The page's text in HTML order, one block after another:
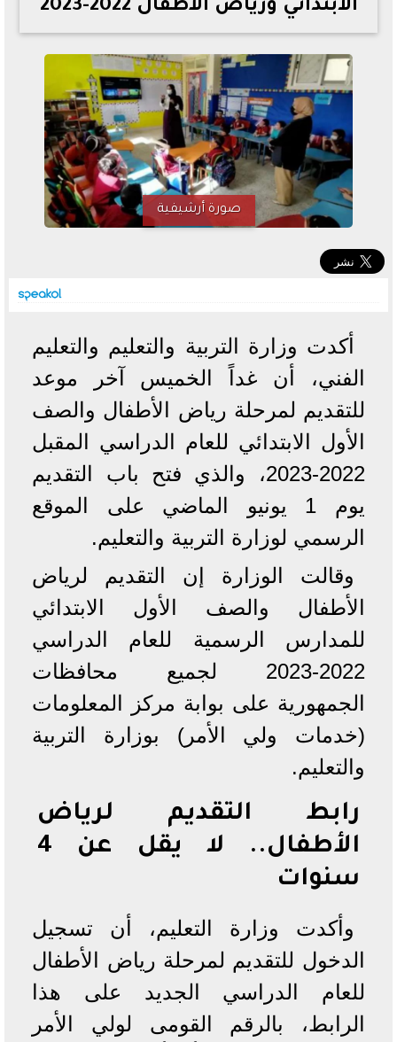
خطوات الاستعلام فور اعتمادها
تصرف مثير من ميسي ونجوم الأرجنتين قبل مواجهة مصر
تحسن حالة فضل شاكر الصحية وخروجه من المستشفى |
تفاصيل
أسعار الحديد والأسمنت اليوم الإثنين 6 - 7 - 2026
الابتدائي ورياض الأطفال 2022-2023
صورة أرشيفية
أكدت وزارة التربية والتعليم والتعليم
الفني، أن غداً الخميس آخر موعد
للتقديم لمرحلة رياض الأطفال والصف
الأول الابتدائي للعام الدراسي المقبل
2022-2023، والذي فتح باب التقديم
يوم 1 يونيو الماضي على الموقع
الرسمي لوزارة التربية والتعليم.
وقالت الوزارة إن التقديم لرياض
الأطفال والصف الأول الابتدائي
للمدارس الرسمية للعام الدراسي
2022-2023 لجميع محافظات
الجمهورية على بوابة مركز المعلومات
(خدمات ولي الأمر) بوزارة التربية
والتعليم.
رابط التقديم لرياض
الأطفال.. لا يقل عن 4
سنوات
وأكدت وزارة التعليم، أن تسجيل
الدخول للتقديم لمرحلة رياض الأطفال
للعام الدراسي الجديد على هذا
الرابط، بالرقم القومى لولي الأمر